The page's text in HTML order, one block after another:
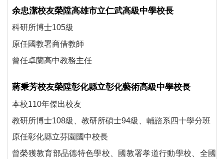
余忠潔校友榮陞高雄市立仁武高級中學校長
科研所博士105級
原任國教署商借教師
曾任卓蘭高中教務主任
蔣秉芳校友榮陞彰化縣立彰化藝術高級中學校長
本校110年傑出校友
教研所博士108級、教研所碩士94級、輔諮系四十學分班
原任彰化縣立芬園國中校長
曾榮獲教育部品德特色學校、國教署孝道行動學校、全國